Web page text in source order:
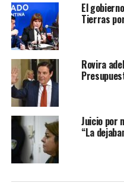
El
Tierras
Rovira
Juicio por
“La